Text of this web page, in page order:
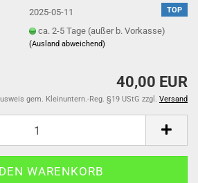
TOP
2025-05-11
ca. 2-5 Tage (außer b. Vorkasse)
(Ausland abweichend)
40,00 EUR
gem. Kleinuntern.-Reg. §19 UStG zzgl. Versand